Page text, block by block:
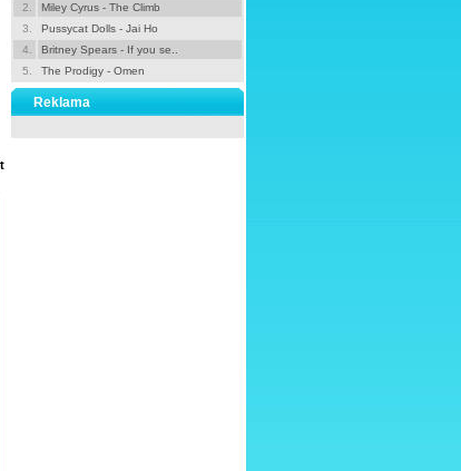
2.
Miley Cyrus - The Climb
3.
Pussycat Dolls - Jai Ho
4.
Britney Spears - If you se..
5.
The Prodigy - Omen
Reklama